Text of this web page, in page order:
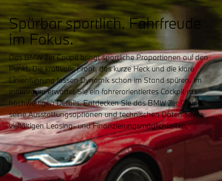
Spürbar sportlich. Fahrfreude
im Fokus.
Das BMW 2er Coupé bringt sportliche Proportionen auf den
Punkt. Die kraftvolle Front, das kurze Heck und die klare
Linienführung lassen Dynamik schon im Stand spüren. Im
Innenraum erwartet Sie ein fahrerorientiertes Cockpit mit
hochwertigen Details. Entdecken Sie das BMW 2er Coupé,
seine Ausstattungsoptionen und technischen Daten sowie
vielfältigen Leasing- und Finanzierungsmöglichkeiten.